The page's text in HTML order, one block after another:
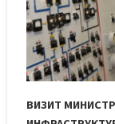
ВИЗИТ